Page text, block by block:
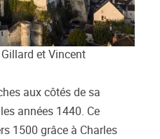
et Vincent
aux côtés de sa
années 1440. Ce
1500 grâce à Charles